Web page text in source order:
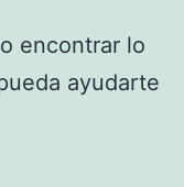
encontrar lo
ayudarte